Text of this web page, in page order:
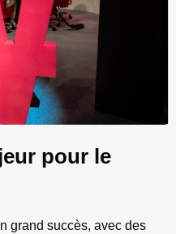
pour le
grand succès, avec des